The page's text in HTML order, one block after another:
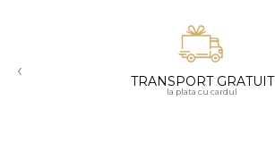
18K
‹ TRANSPORT GRATUIT
la plata cu cardul